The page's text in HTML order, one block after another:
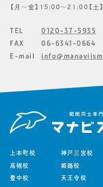
【月〜金】15:00〜21:00【
TEL
0120-37-5935
FAX
06-6341-0664
E-mail
上本町校
高槻校
豊中校
神戸三宮校
姫路校
天王寺校